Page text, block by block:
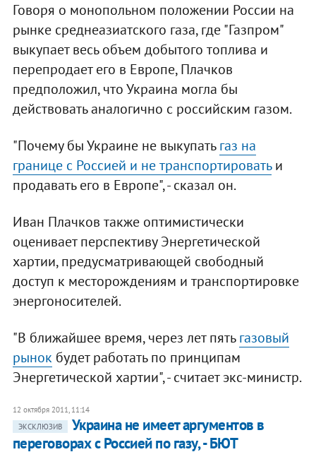
Говоря о монопольном положении России на
рынке среднеазиатского газа, где "Газпром"
выкупает весь объем добытого топлива и
перепродает его в Европе, Плачков
предположил, что Украина могла бы
действовать аналогично с российским газом.
"Почему бы Украине не выкупатьгаз на
границе с Россией и не транспортироватьи
продавать его в Европе", - сказал он.
Иван Плачков также оптимистически
оценивает перспективу Энергетической
хартии, предусматривающей свободный
доступ к месторождениям и транспортировке
энергоносителей.
"В ближайшее время, через лет пятьгазовый
рынок будет работать по принципам
Энергетической хартии", - считает экс-министр.
12 октября 2011, 11:14
ЭКСКЛЮЗИВ
Украина не имеет аргументов в
переговорах с Россией по газу, - БЮТ